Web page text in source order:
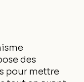
des
pour mettre